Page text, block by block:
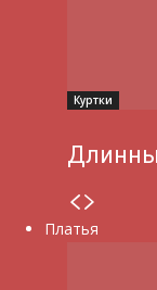
Куртки
Платья